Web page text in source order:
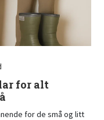
for alt
for de små og litt